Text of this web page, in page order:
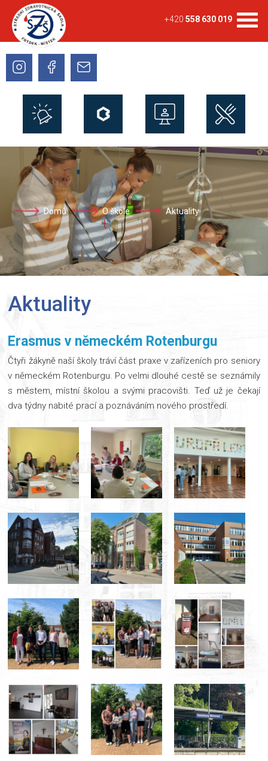
+420 558 630 019
Domů O škole Aktuality
Aktuality
Erasmus v německém Rotenburgu
Čtyři žákyně naší školy tráví část praxe v zařízeních pro seniory
v německém Rotenburgu. Po velmi dlouhé cestě se seznámily
s městem, místní školou a svými pracovišti. Teď už je čekají
dva týdny nabité prací a poznáváním nového prostředí.